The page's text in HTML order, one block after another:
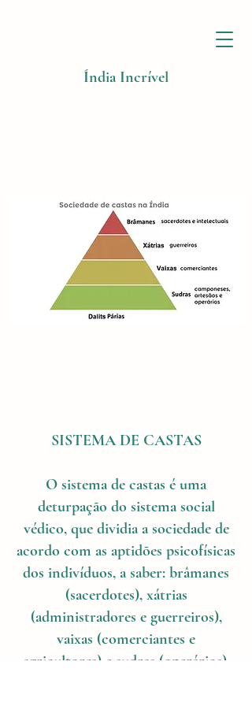
Índia Incrível
SISTEMA DE CASTAS
O sistema de castas é uma
deturpação do sistema social
védico, que dividia a sociedade de
acordo com as aptidões psicofísicas
dos indivíduos, a saber: brâmanes
(sacerdotes), xátrias
(administradores e guerreiros),
vaixas (comerciantes e
agricultores) e sudras (operários).